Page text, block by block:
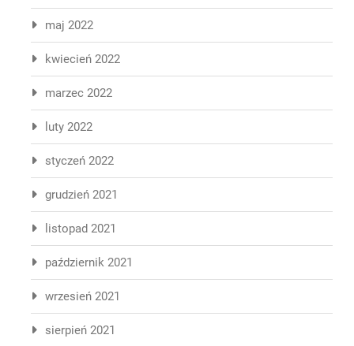
maj 2022
kwiecień 2022
marzec 2022
luty 2022
styczeń 2022
grudzień 2021
listopad 2021
październik 2021
wrzesień 2021
sierpień 2021